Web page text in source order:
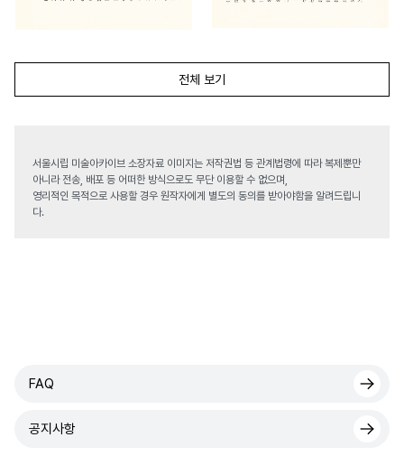
전체 보기
서울시립 미술아카이브 소장자료 이미지는 저작권법 등 관계법령에 따라 복제뿐만
아니라 전송, 배포 등 어떠한 방식으로도 무단 이용할 수 없으며,
영리적인 목적으로 사용할 경우 원작자에게 별도의 동의를 받아야함을 알려드립니
다.
FAQ
공지사항